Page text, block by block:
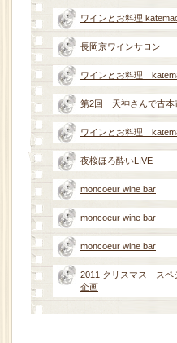
ワインとお料理
長岡京ワインサロン
ワインとお料理
第2回 天神さんで古本
ワインとお料理
夜桜ほろ酔いLIVE
moncoeur wine bar
moncoeur wine bar
moncoeur wine bar
2011 クリスマス スペ
企画